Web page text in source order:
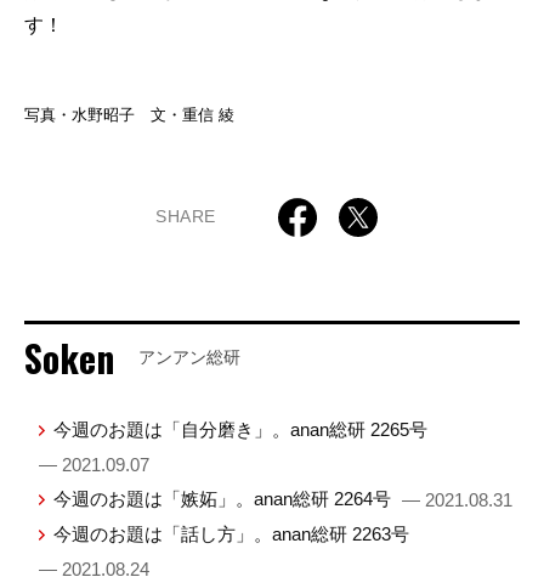
す！
写真・水野昭子 文・重信 綾
SHARE
Soken アンアン総研
今週のお題は「自分磨き」。anan総研 2265号
— 2021.09.07
今週のお題は「嫉妬」。anan総研 2264号 — 2021.08.31
今週のお題は「話し方」。anan総研 2263号
— 2021.08.24